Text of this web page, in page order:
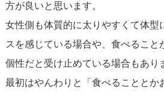
ダイエットを1度以上考えたことや
ず…それでもその体型なのです。
ご相談者様は「やった方がいいと
ていないこと」はございませんか？
例えば語学。
方が良いと思います。
女性側も体質的に太りやすくて体型
スを感じている場合や、食べること
個性だと受け止めている場合もあり
最初はやんわりと「食べることとか